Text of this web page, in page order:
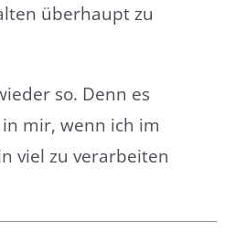
überhaupt zu
so. Denn es
mir, wenn ich im
viel zu verarbeiten